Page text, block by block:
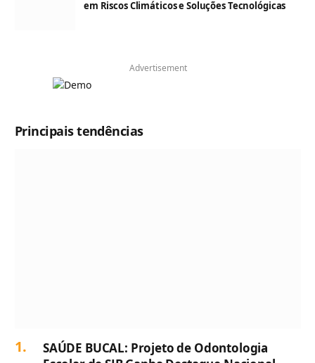
em Riscos Climáticos e Soluções Tecnológicas
Advertisement
Principais tendências
SAÚDE BUCAL: Projeto de Odontologia